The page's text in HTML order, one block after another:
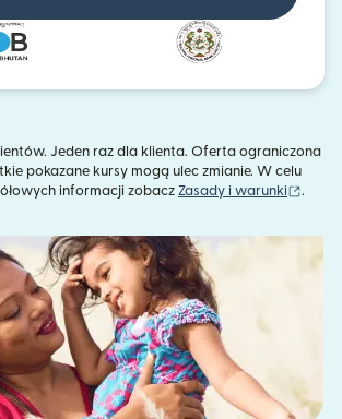
Jeden raz dla klienta. Oferta ograniczona
pokazane kursy mogą ulec zmianie. W celu
informacji zobacz Zasady i warunki .